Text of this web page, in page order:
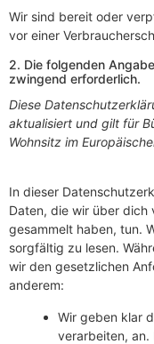
Wir sind bereit oder
vor einer
2. Die folgenden
zwingend erforderlich.
Diese
aktualisiert und gilt für
Wohnsitz im
In dieser
Daten, die wir über dich
gesammelt haben, tun.
sorgfältig zu lesen.
wir den gesetzlichen
anderem:
Wir geben klar
verarbeiten, an.